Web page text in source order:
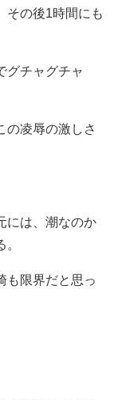
その後1時間にも
グチャグチャ
の凌辱の激しさ
には、潮なのか
も限界だと思っ